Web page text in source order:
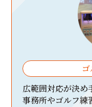
広範囲対応が決め
事務所やゴルフ練